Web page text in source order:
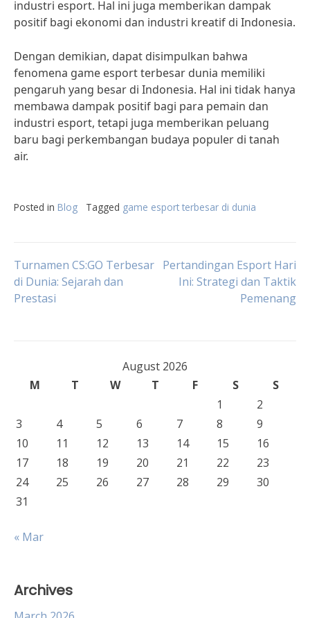
industri esport. Hal ini juga memberikan dampak
positif bagi ekonomi dan industri kreatif di Indonesia.
Dengan demikian, dapat disimpulkan bahwa
fenomena game esport terbesar dunia memiliki
pengaruh yang besar di Indonesia. Hal ini tidak hanya
membawa dampak positif bagi para pemain dan
industri esport, tetapi juga memberikan peluang
baru bagi perkembangan budaya populer di tanah
air.
Posted in Blog Tagged game esport terbesar di dunia
Post
navigation
Turnamen CS:GO Terbesar
di Dunia: Sejarah dan
Prestasi
Pertandingan Esport Hari
Ini: Strategi dan Taktik
Pemenang
August 2026
M
T W T F S
S
1
2
3
4 5 6 7 8
9
10
11 12 13 14 15
16
17
18 19 20 21 22
23
24
25 26 27 28 29
30
31
« Mar
Archives